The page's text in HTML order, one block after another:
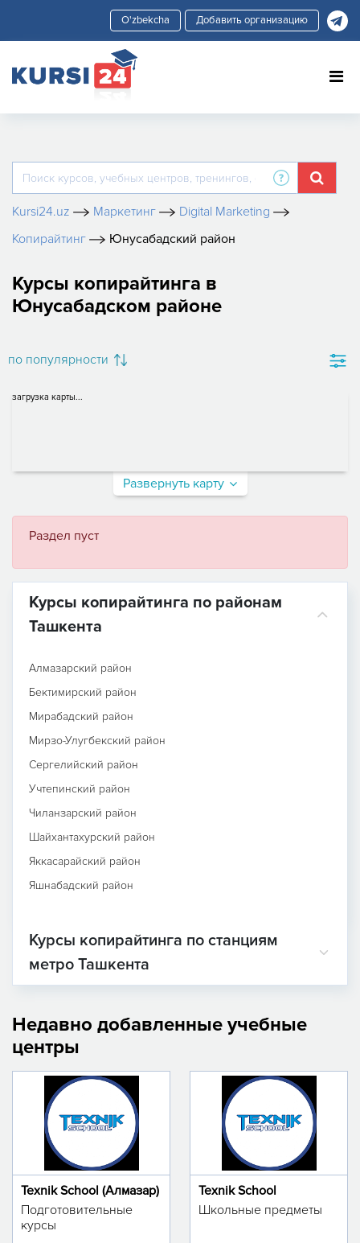
Добавить организацию
Kursi24.uz Маркетинг
Digital Marketing
Копирайтинг
Юнусабадский район
Курсы копирайтинга в
Юнусабадском районе
по популярности
загрузка карты...
Развернуть карту
Раздел пуст
Курсы копирайтинга по районам
Ташкента
Алмазарский район
Бектимирский район
Мирабадский район
Мирзо-Улугбекский район
Сергелийский район
Учтепинский район
Чиланзарский район
Шайхантахурский район
Яккасарайский район
Яшнабадский район
Курсы копирайтинга по станциям
метро Ташкента
Недавно добавленные учебные
центры
Texnik School (Алмазар)
Подготовительные
курсы
Texnik School
Школьные предметы